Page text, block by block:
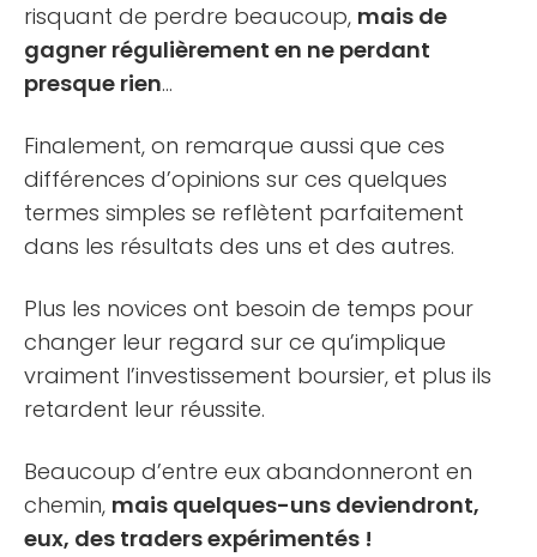
risquant de perdre beaucoup, mais de
gagner régulièrement en ne perdant
presque rien…
Finalement, on remarque aussi que ces
différences d’opinions sur ces quelques
termes simples se reflètent parfaitement
dans les résultats des uns et des autres.
Plus les novices ont besoin de temps pour
changer leur regard sur ce qu’implique
vraiment l’investissement boursier, et plus ils
retardent leur réussite.
Beaucoup d’entre eux abandonneront en
chemin, mais quelques-uns deviendront,
eux, des traders expérimentés !